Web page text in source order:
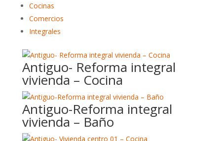
Cocinas
Comercios
Integrales
Antiguo- Reforma integral
vivienda – Cocina
Antiguo-Reforma integral
vivienda – Baño